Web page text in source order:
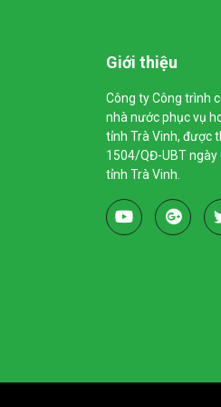
Giới thiệu
Công ty Công trình
nhà nước phục vụ
tỉnh Trà Vinh, được
1504/QĐ-UBT ngày
tỉnh Trà Vinh.